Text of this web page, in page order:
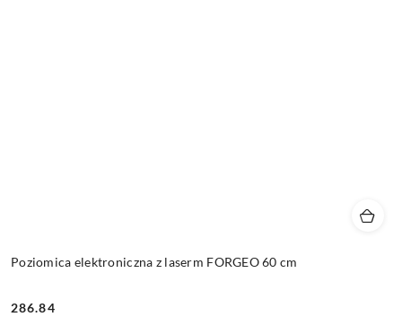
Poziomica elektroniczna z laserm FORGEO 60 cm
286.84